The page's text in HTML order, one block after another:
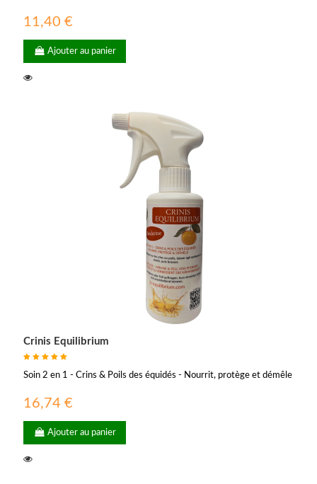
11,40 €
Ajouter au panier
Crinis Equilibrium
Soin 2 en 1 - Crins & Poils des équidés - Nourrit, protège et démêle
16,74 €
Ajouter au panier